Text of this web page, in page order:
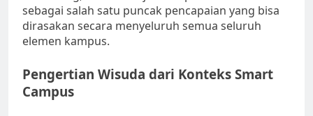
sebagai salah satu puncak pencapaian yang bisa
dirasakan secara menyeluruh semua seluruh
elemen kampus.
Pengertian Wisuda dari Konteks Smart
Campus